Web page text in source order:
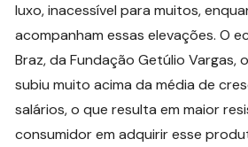
luxo, inacessível para muitos,
acompanham essas elevações. O
Braz, da Fundação Getúlio Vargas,
subiu muito acima da média de
salários, o que resulta em maior
consumidor em adquirir esse